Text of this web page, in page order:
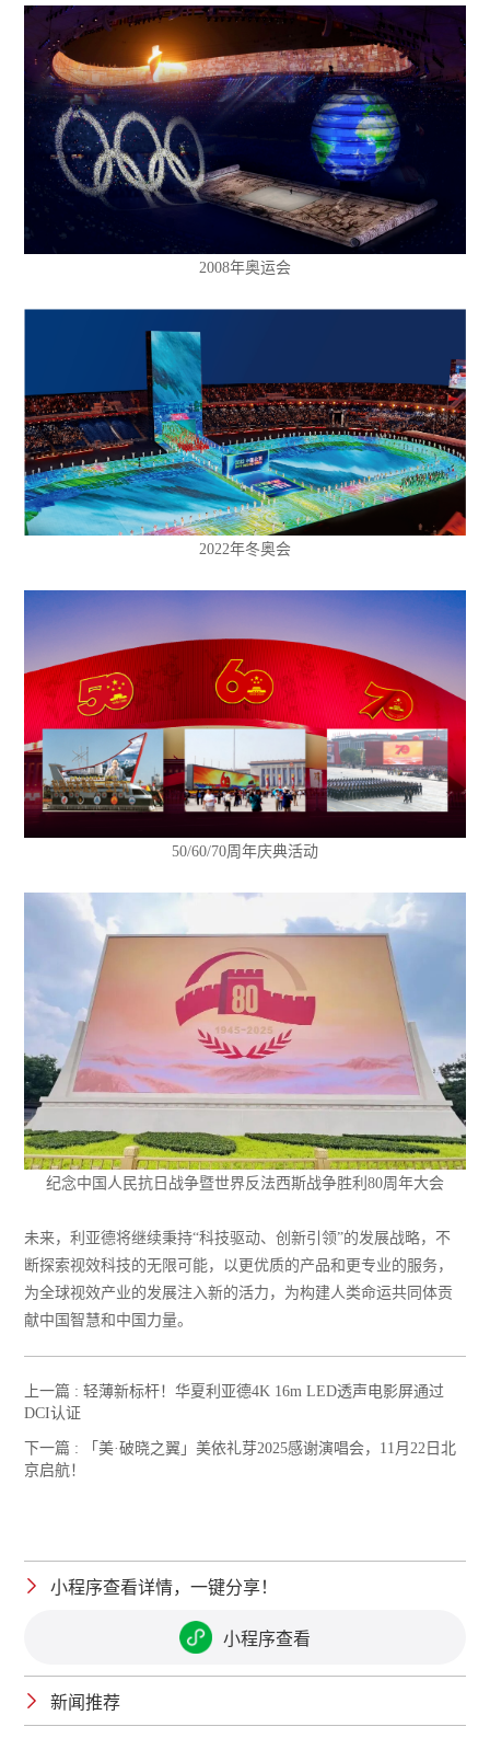
2008年奥运会
2022年冬奥会
50/60/70周年庆典活动
纪念中国人民抗日战争暨世界反法西斯战争胜利80周年大会
未来，利亚德将继续秉持“科技驱动、创新引领”的发展战略，不
断探索视效科技的无限可能，以更优质的产品和更专业的服务，
为全球视效产业的发展注入新的活力，为构建人类命运共同体贡
献中国智慧和中国力量。
上一篇 :轻薄新标杆！华夏利亚德4K 16m LED透声电影屏通过
DCI认证
下一篇 :
「美·破晓之翼」美依礼芽2025感谢演唱会，11月22日北
京启航！
小程序查看详情，一键分享！
小程序查看
新闻推荐